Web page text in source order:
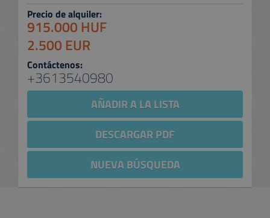
Precio de alquiler:
915.000 HUF
2.500 EUR
Contáctenos:
+3613540980
AÑADIR A LA LISTA
DESCARGAR PDF
NUEVA BÚSQUEDA